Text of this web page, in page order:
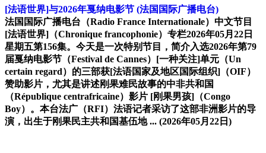
[法语世界]与2026年戛纳电影节 (法国国际广播电台)
法国国际广播电台（Radio France Internationale）中文节目
[法语世界]（Chronique francophonie）专栏2026年05月22日
星期五第156集。今天是一次特别节目，简介入选2026年第79
届戛纳电影节（Festival de Cannes）[一种关注]单元（Un
certain regard）的三部获[法语国家及地区国际组织]（OIF）
赞助影片，尤其是讲述刚果难民故事的中非共和国
（République centrafricaine）影片 [刚果男孩]（Congo
Boy）。本台法广（RFI）法语记者采访了这部非洲影片的导
演，出生于刚果民主共和国基伍地 ... (2026年05月22日)